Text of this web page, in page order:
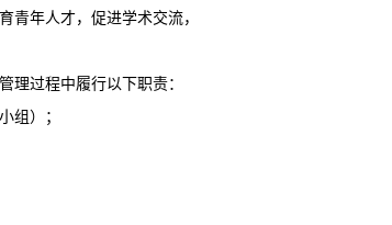
青年人才，促进学术交流，
理过程中履行以下职责：
组）；